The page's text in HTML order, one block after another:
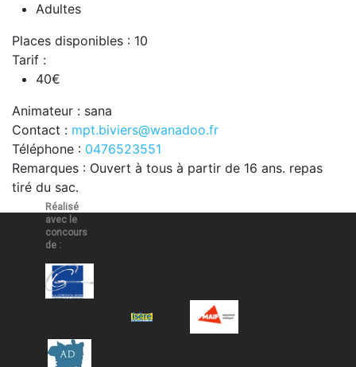
Adultes
Places disponibles : 10
Tarif :
40€
Animateur : sana
Contact : mpt.biviers@wanadoo.fr
Téléphone : 0476523551
Remarques : Ouvert à tous à partir de 16 ans. repas
tiré du sac.
Réalisé
avec le
concours
de :